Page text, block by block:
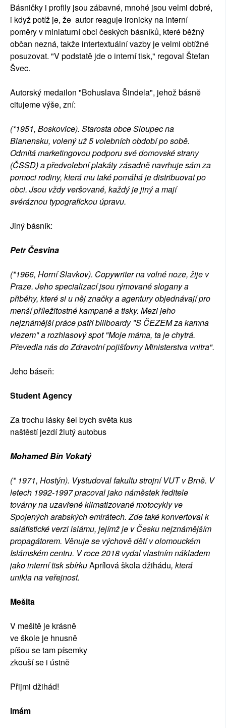
Básničky i profily jsou zábavné, mnohé jsou velmi dobré,
i když potíž je, že autor reaguje ironicky na interní
poměry v miniaturní obci českých básníků, které běžný
občan nezná, takže intertextuální vazby je velmi obtížné
posuzovat. "V podstatě jde o interní tisk," regoval Štefan
Švec.
Autorský medailon "Bohuslava Šindela", jehož básně
citujeme výše, zní:
(*1951, Boskovice). Starosta obce Sloupec na
Blanensku, volený už 5 volebních období po sobě.
Odmítá marketingovou podporu své domovské strany
(ČSSD) a předvolební plakáty zásadně navrhuje sám za
pomoci rodiny, která mu také pomáhá je distribuovat po
obci. Jsou vždy veršované, každý je jiný a mají
svéráznou typografickou úpravu.
Jiný básník:
Petr Česvina
(*1966, Horní Slavkov). Copywriter na volné noze, žije v
Praze. Jeho specializací jsou rýmované slogany a
přiběhy, které si u něj značky a agentury objednávají pro
menší příležitostné kampaně a tisky. Mezi jeho
nejznámější práce patří billboardy "S ČEZEM za kamna
vlezem" a rozhlasový spot "Moje máma, ta je chytrá.
Převedla nás do Zdravotní pojišťovny Ministerstva vnitra".
Jeho báseň:
Student Agency
Za trochu lásky šel bych světa kus
naštěstí jezdí žlutý autobus
Mohamed Bin Vokatý
(* 1971, Hostýn). Vystudoval fakultu strojní VUT v Brně. V
letech 1992-1997 pracoval jako náměstek ředitele
továrny na uzavřené klimatizované motocykly ve
Spojených arabských emirátech. Zde také konvertoval k
saláfistické verzi islámu, jejímž je v Česku nejznámějším
propagátorem. Věnuje se výchově dětí v olomouckém
Islámském centru. V roce 2018 vydal vlastním nákladem
jako interní tisk sbírkuAprílová škola džihádu, která
unikla na veřejnost.
Mešita
V mešitě je krásně
ve škole je hnusně
píšou se tam písemky
zkouší se i ústně
Přijmi džihád!
Imám